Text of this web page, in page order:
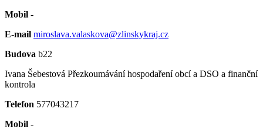
Mobil -
E-mail miroslava.valaskova@zlinskykraj.cz
Budova b22
Ivana Šebestová Přezkoumávání hospodaření obcí a DSO a finanční
kontrola
Telefon 577043217
Mobil -